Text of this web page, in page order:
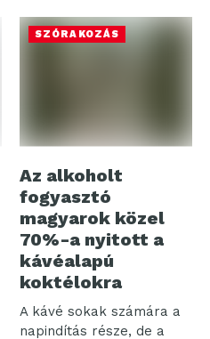
SZÓRAKOZÁS
Az alkoholt
fogyasztó
magyarok közel
70%-a nyitott a
kávéalapú
koktélokra
A kávé sokak számára a
napindítás része, de a